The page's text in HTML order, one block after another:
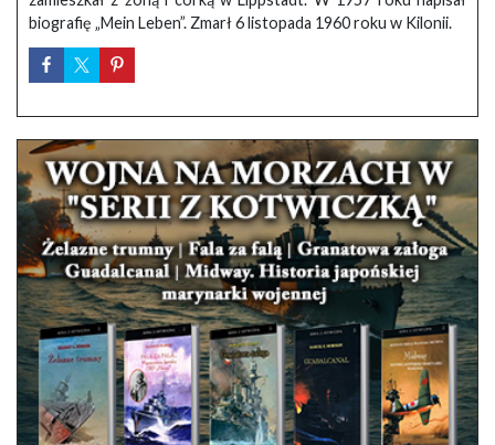
biografię „Mein Leben”. Zmarł 6 listopada 1960 roku w Kilonii.